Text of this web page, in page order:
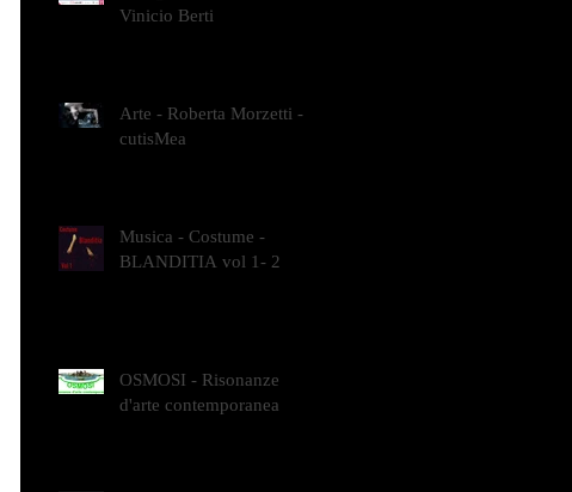
Vinicio Berti
Arte - Roberta Morzetti -
cutisMea
Musica - Costume -
BLANDITIA vol 1- 2
OSMOSI - Risonanze
d'arte contemporanea